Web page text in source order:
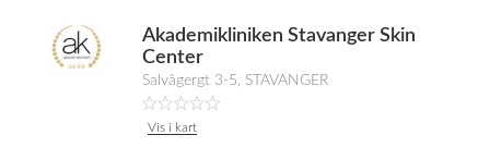
Akademikliniken Stavanger Skin
Center
Salvågergt 3-5, STAVANGER
Vis i kart